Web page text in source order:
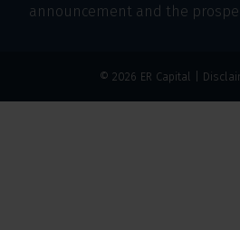
announcement and the
© 2026 ER Capital |